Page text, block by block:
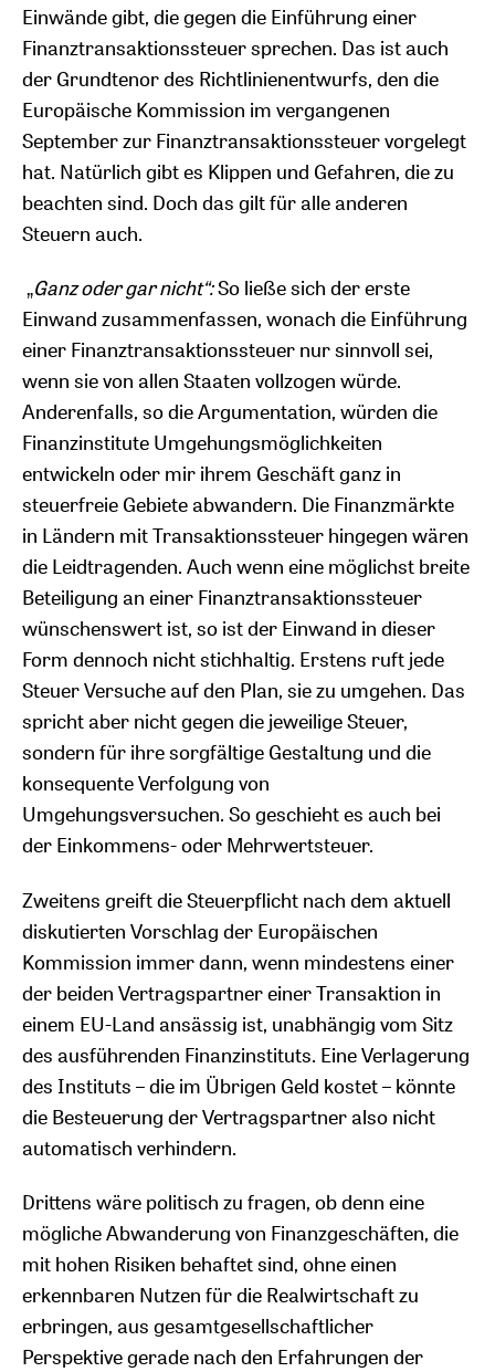
Einwände gibt, die gegen die Einführung einer
Finanztransaktionssteuer sprechen. Das ist auch
der Grundtenor des Richtlinienentwurfs, den die
Europäische Kommission im vergangenen
September zur Finanztransaktionssteuer vorgelegt
hat. Natürlich gibt es Klippen und Gefahren, die zu
beachten sind. Doch das gilt für alle anderen
Steuern auch.
„Ganz oder gar nicht“:So ließe sich der erste
Einwand zusammenfassen, wonach die Einführung
einer Finanztransaktionssteuer nur sinnvoll sei,
wenn sie von allen Staaten vollzogen würde.
Anderenfalls, so die Argumentation, würden die
Finanzinstitute Umgehungsmöglichkeiten
entwickeln oder mir ihrem Geschäft ganz in
steuerfreie Gebiete abwandern. Die Finanzmärkte
in Ländern mit Transaktionssteuer hingegen wären
die Leidtragenden. Auch wenn eine möglichst breite
Beteiligung an einer Finanztransaktionssteuer
wünschenswert ist, so ist der Einwand in dieser
Form dennoch nicht stichhaltig. Erstens ruft jede
Steuer Versuche auf den Plan, sie zu umgehen. Das
spricht aber nicht gegen die jeweilige Steuer,
sondern für ihre sorgfältige Gestaltung und die
konsequente Verfolgung von
Umgehungsversuchen. So geschieht es auch bei
der Einkommens- oder Mehrwertsteuer.
Zweitens greift die Steuerpflicht nach dem aktuell
diskutierten Vorschlag der Europäischen
Kommission immer dann, wenn mindestens einer
der beiden Vertragspartner einer Transaktion in
einem EU-Land ansässig ist, unabhängig vom Sitz
des ausführenden Finanzinstituts. Eine Verlagerung
des Instituts – die im Übrigen Geld kostet – könnte
die Besteuerung der Vertragspartner also nicht
automatisch verhindern.
Drittens wäre politisch zu fragen, ob denn eine
mögliche Abwanderung von Finanzgeschäften, die
mit hohen Risiken behaftet sind, ohne einen
erkennbaren Nutzen für die Realwirtschaft zu
erbringen, aus gesamtgesellschaftlicher
Perspektive gerade nach den Erfahrungen der